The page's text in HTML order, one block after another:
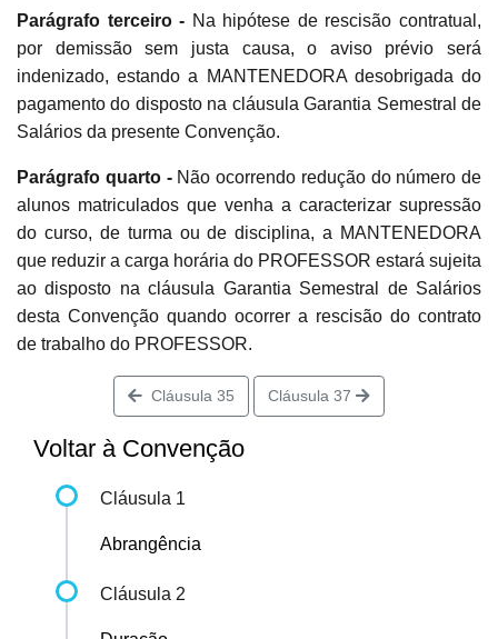
Parágrafo terceiro - Na hipótese de rescisão contratual,
por demissão sem justa causa, o aviso prévio será
indenizado, estando a MANTENEDORA desobrigada do
pagamento do disposto na cláusula Garantia Semestral de
Salários da presente Convenção.
Parágrafo quarto -Não ocorrendo redução do número de
alunos matriculados que venha a caracterizar supressão
do curso, de turma ou de disciplina, a MANTENEDORA
que reduzir a carga horária do PROFESSOR estará sujeita
ao disposto na cláusula Garantia Semestral de Salários
desta Convenção quando ocorrer a rescisão do contrato
de trabalho do PROFESSOR.
Cláusula 35 Cláusula 37
Voltar à Convenção
Cláusula 1
Abrangência
Cláusula 2